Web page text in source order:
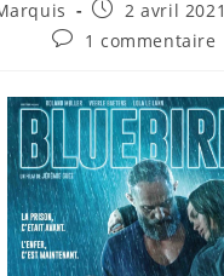
Publication
2 avril 2021
Commentaires
publication :
1 commentaire